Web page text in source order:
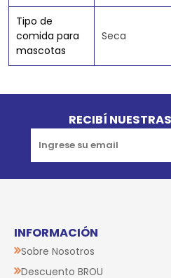
Tipo de
comida para
mascotas
Seca
RECIBÍ
INFORMACIÓN
Sobre Nosotros
Descuento BROU